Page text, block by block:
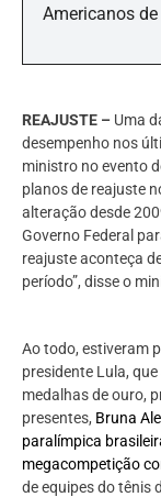
Americanos
REAJUSTE – Uma
desempenho nos
ministro no evento
planos de reajuste
alteração desde
Governo Federal
reajuste aconteça
período”, disse o
Ao todo, estiveram
presidente Lula,
medalhas de ouro,
presentes, Bruna
paralímpica
megacompetição
de equipes do tênis